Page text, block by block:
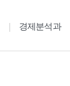
경제분석과